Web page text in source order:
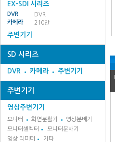
EX-SDI 시리즈
DVR
DVR
카메라
210만
주변기기
SD 시리즈
DVR 카메라 주변기기
주변기기
영상주변기기
모니터 화면분활기
영상분배기
모니터셀렉터
모니터분배기
영상 리피터
기타